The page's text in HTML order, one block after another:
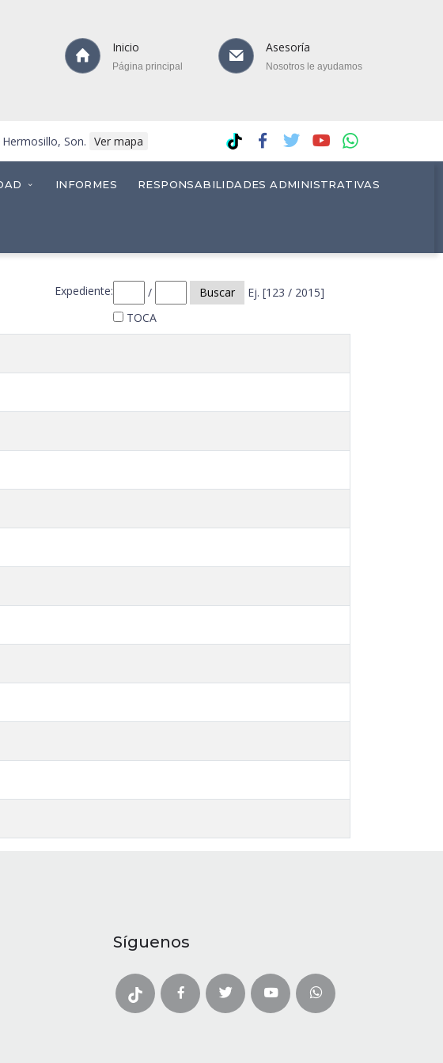
Inicio
Página principal
Asesoría
Nosotros le ayudamos
Son. Ver mapa
INFORMES RESPONSABILIDADES ADMINISTRATIVAS
Expediente: / Buscar
Ej. [123 / 2015]
TOCA
Síguenos